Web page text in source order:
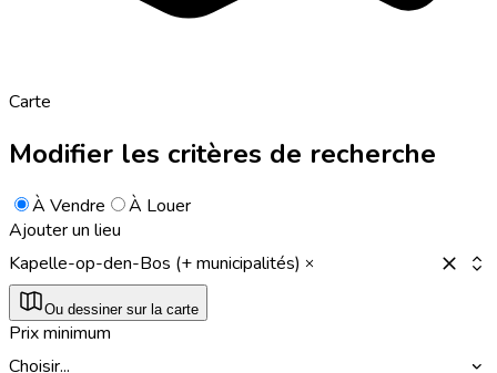
Carte
Modifier les critères de recherche
À Vendre
À Louer
Ajouter un lieu
Kapelle-op-den-Bos (+ municipalités)
Ou dessiner sur la carte
Prix minimum
Choisir...